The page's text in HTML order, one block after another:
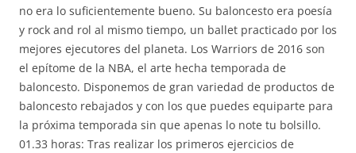
no era lo suficientemente bueno. Su baloncesto era poesía
y rock and rol al mismo tiempo, un ballet practicado por los
mejores ejecutores del planeta. Los Warriors de 2016 son
el epítome de la NBA, el arte hecha temporada de
baloncesto. Disponemos de gran variedad de productos de
baloncesto rebajados y con los que puedes equiparte para
la próxima temporada sin que apenas lo note tu bolsillo.
01.33 horas: Tras realizar los primeros ejercicios de